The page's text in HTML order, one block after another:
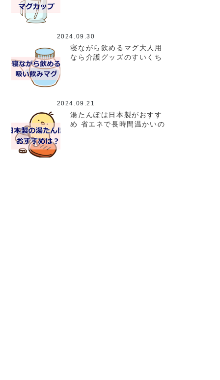
2024.09.30
寝ながら飲めるマグ大人用
なら介護グッズのすいくち
2024.09.21
湯たんぽは日本製がおすす
め 省エネで長時間温かいの